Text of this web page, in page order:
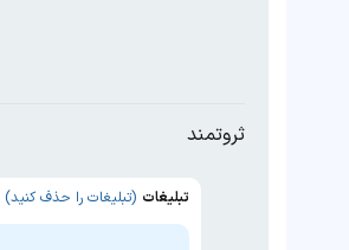
ثروتمند
تبلیغات (تبلیغات را حذف کنید)